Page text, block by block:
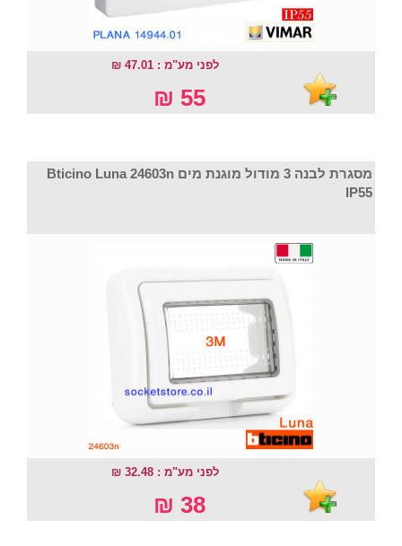
לפני מע"מ : 47.01 ₪
55 ₪
מסגרת לבנה 3 מודול מוגנת מים Bticino Luna 24603n
IP55
לפני מע"מ : 32.48 ₪
38 ₪